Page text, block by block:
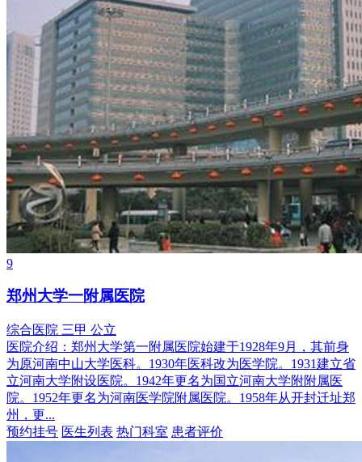
9
郑州大学一附属医院
综合医院 三甲 公立
医院介绍： 郑州大学第一附属医院始建于1928年9月，其前身
为原河南中山大学医科。1930年医科改为医学院。1931建立省
立河南大学附设医院。1942年更名为国立河南大学附附属医
院。1952年更名为河南医学院附属医院。1958年从开封迁址郑
州，更...
预约挂号 医生列表 热门科室 患者评价